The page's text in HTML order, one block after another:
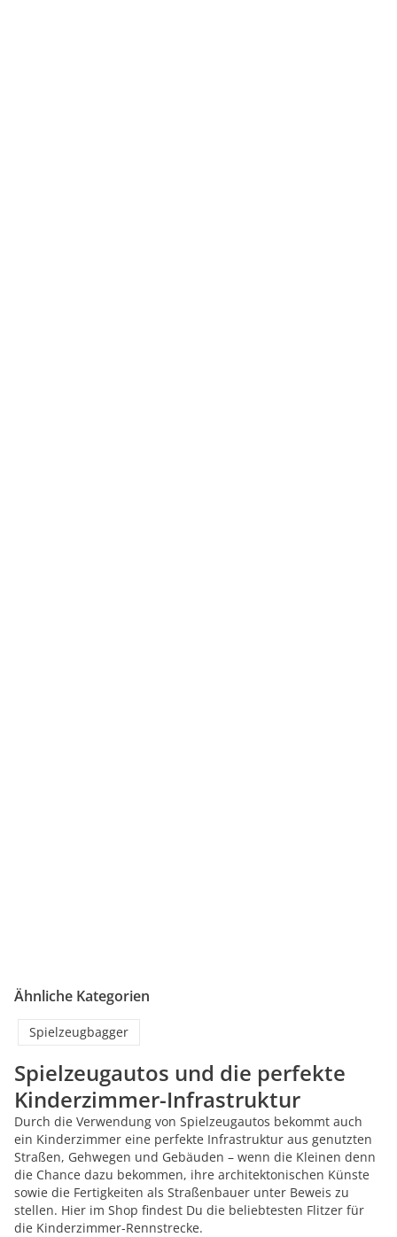
Ähnliche Kategorien
Spielzeugbagger
Spielzeugautos und die perfekte
Kinderzimmer-Infrastruktur
Durch die Verwendung von Spielzeugautos bekommt auch
ein Kinderzimmer eine perfekte Infrastruktur aus genutzten
Straßen, Gehwegen und Gebäuden – wenn die Kleinen denn
die Chance dazu bekommen, ihre architektonischen Künste
sowie die Fertigkeiten als Straßenbauer unter Beweis zu
stellen. Hier im Shop findest Du die beliebtesten Flitzer für
die Kinderzimmer-Rennstrecke.